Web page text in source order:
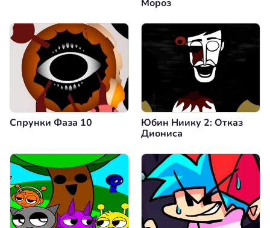
Мороз
Спрунки Фаза 10
Юбин Ниику 2: Отказ
Диониса